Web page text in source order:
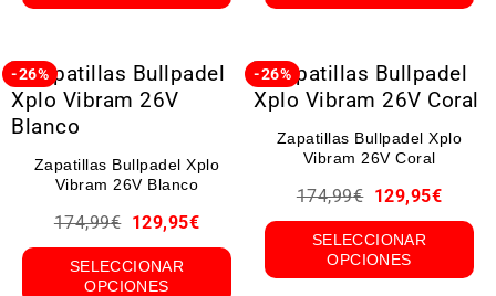
-26%
Zapatillas Bullpadel Xplo
Vibram 26V Blanco
174,99€ 129,95€
SELECCIONAR
OPCIONES
-26%
Zapatillas Bullpadel Xplo
Vibram 26V Coral
174,99€ 129,95€
SELECCIONAR
OPCIONES